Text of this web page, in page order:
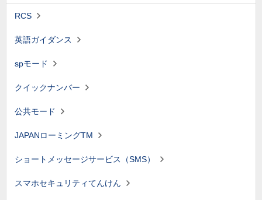
RCS
英語ガイダンス
spモード
クイックナンバー
公共モード
JAPANローミングTM
ショートメッセージサービス（SMS）
スマホセキュリティてんけん